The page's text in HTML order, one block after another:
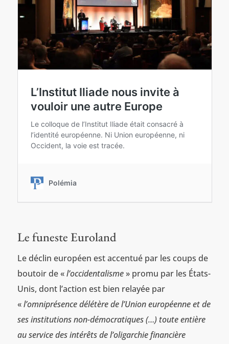
Le funeste Euroland
Le déclin européen est accentué par les coups de
boutoir de «l’occidentalisme» promu par les États-
Unis, dont l’action est bien relayée par
«l’omniprésence délétère de l’Union européenne et de
ses institutions non-démocratiques (…) toute entière
au service des intérêts de l’oligarchie financière